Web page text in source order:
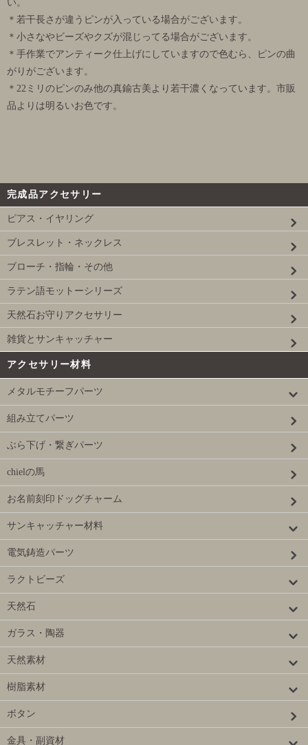
い。
＊若干長さが違うピンが入っている場合がございます。
＊小さなやビーズやクズが混じってる場合がございます。
＊手作業でアンティーク仕上げにしていますので色むら、ピンの曲
がりがございます。
＊22ミリのピンのみ他の真鍮古美より若干濃くなっています。市販
品よりは明るいお色です。
完成品アクセサリー
ピアス・イヤリング
ブレスレット・ネックレス
ブローチ・指輪・その他
ラテン語モットーシリーズ
天然石お守りアクセサリー
雑貨とサンキャッチャー
アクセサリー材料
メタルモチーフパーツ
組み立てパーツ
ぶら下げ・繋ぎパーツ
chielの馬
お名前刻印ドッグチャーム
サンキャッチャー材料
電気鋳造パーツ
ラクトビーズ
天然石
ガラス・陶器
天然素材
樹脂素材
ボタン
金具・副資材